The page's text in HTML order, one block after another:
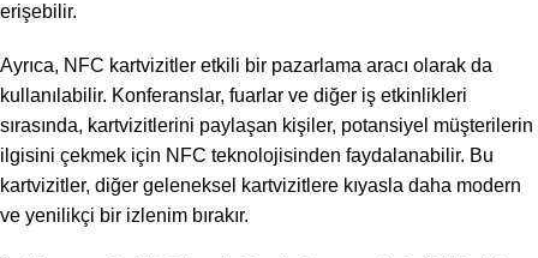
erişebilir.
Ayrıca, NFC kartvizitler etkili bir pazarlama aracı olarak da
kullanılabilir. Konferanslar, fuarlar ve diğer iş etkinlikleri
sırasında, kartvizitlerini paylaşan kişiler, potansiyel müşterilerin
ilgisini çekmek için NFC teknolojisinden faydalanabilir. Bu
kartvizitler, diğer geleneksel kartvizitlere kıyasla daha modern
ve yenilikçi bir izlenim bırakır.